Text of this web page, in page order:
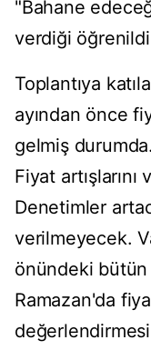
"Bahane
verdiği
Toplantıya
ayından önce
gelmiş
Fiyat artışlarını
Denetimler
verilmeyecek.
önündeki bütün
Ramazan'da